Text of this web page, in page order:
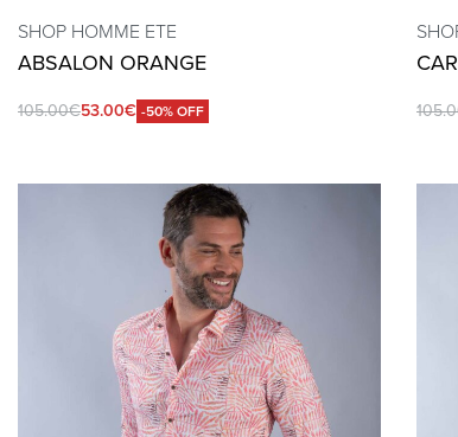
SHOP HOMME ETE
ABSALON ORANGE
105.00€53.00€ -50% OFF